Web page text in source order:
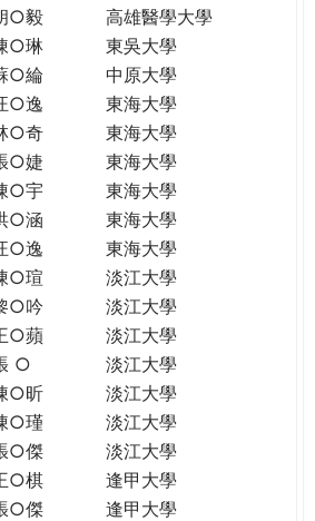
○毅
高雄醫學大學
○琳
東吳大學
○綸
中原大學
○逸
東海大學
○奇
東海大學
○婕
東海大學
○宇
東海大學
○涵
東海大學
○逸
東海大學
○瑄
淡江大學
○吟
淡江大學
○蘋
淡江大學
○
淡江大學
○昕
淡江大學
○瑾
淡江大學
○傑
淡江大學
○棋
逢甲大學
○傑
逢甲大學